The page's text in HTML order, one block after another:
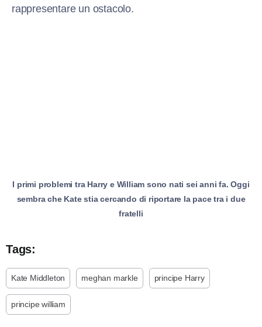
rappresentare un ostacolo.
I primi problemi tra Harry e William sono nati sei anni fa. Oggi
sembra che Kate stia cercando di riportare la pace tra i due
fratelli
Tags:
Kate Middleton meghan markle principe Harry
principe william